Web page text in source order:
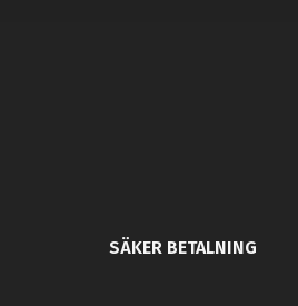
SÄKER BETALNING